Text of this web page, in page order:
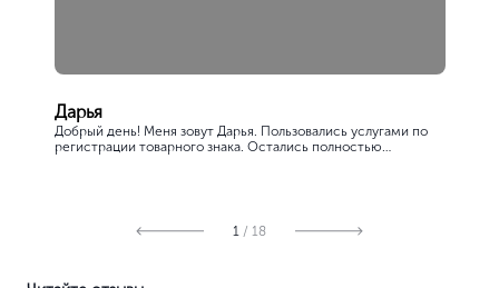
Дарья
Добрый день! Меня зовут Дарья. Пользовались услугами по
регистрации товарного знака. Остались полностью
1 / 18